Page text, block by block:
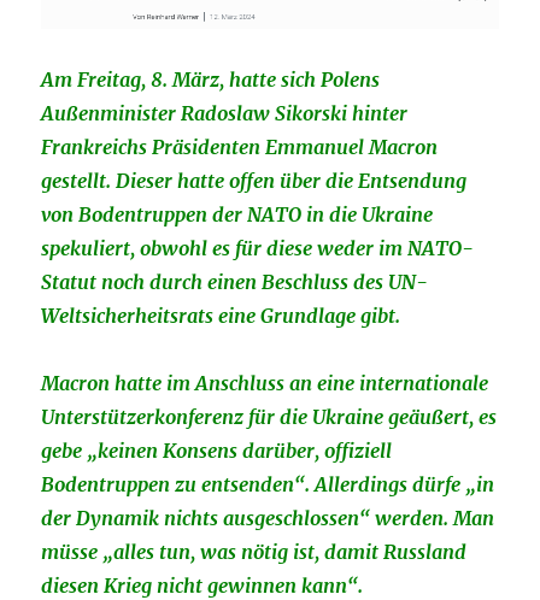
Am Freitag, 8. März, hatte sich Polens
Außenminister Radoslaw Sikorski hinter
Frankreichs Präsidenten Emmanuel Macron
gestellt. Dieser hatte offen über die Entsendung
von Bodentruppen der NATO in die Ukraine
spekuliert, obwohl es für diese weder im NATO-
Statut noch durch einen Beschluss des UN-
Weltsicherheitsrats eine Grundlage gibt.
Macron hatte im Anschluss an eine internationale
Unterstützerkonferenz für die Ukraine geäußert, es
gebe „keinen Konsens darüber, offiziell
Bodentruppen zu entsenden“. Allerdings dürfe „in
der Dynamik nichts ausgeschlossen“ werden. Man
müsse „alles tun, was nötig ist, damit Russland
diesen Krieg nicht gewinnen kann“.